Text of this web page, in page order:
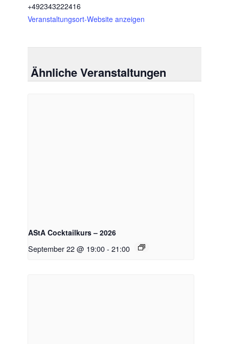
+492343222416
Veranstaltungsort-Website anzeigen
Ähnliche Veranstaltungen
AStA Cocktailkurs – 2026
September 22 @ 19:00- 21:00